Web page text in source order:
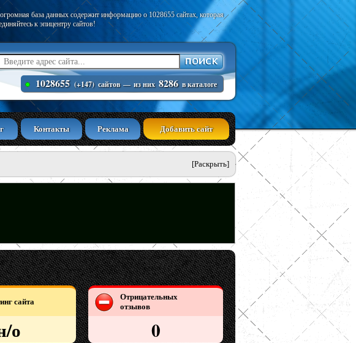
база данных содержит информацию о 1028655 сайтах, которая
к эпицентру сайтов!
1028655 (+147) сайтов — из них 8286 в каталоге
Контакты Реклама Добавить сайт
[Раскрыть]
сайта
о
Отрицательных
отзывов
0